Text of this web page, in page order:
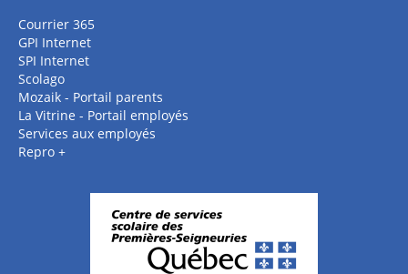
Courrier 365
GPI Internet
SPI Internet
Scolago
Mozaik - Portail parents
La Vitrine - Portail employés
Services aux employés
Repro +